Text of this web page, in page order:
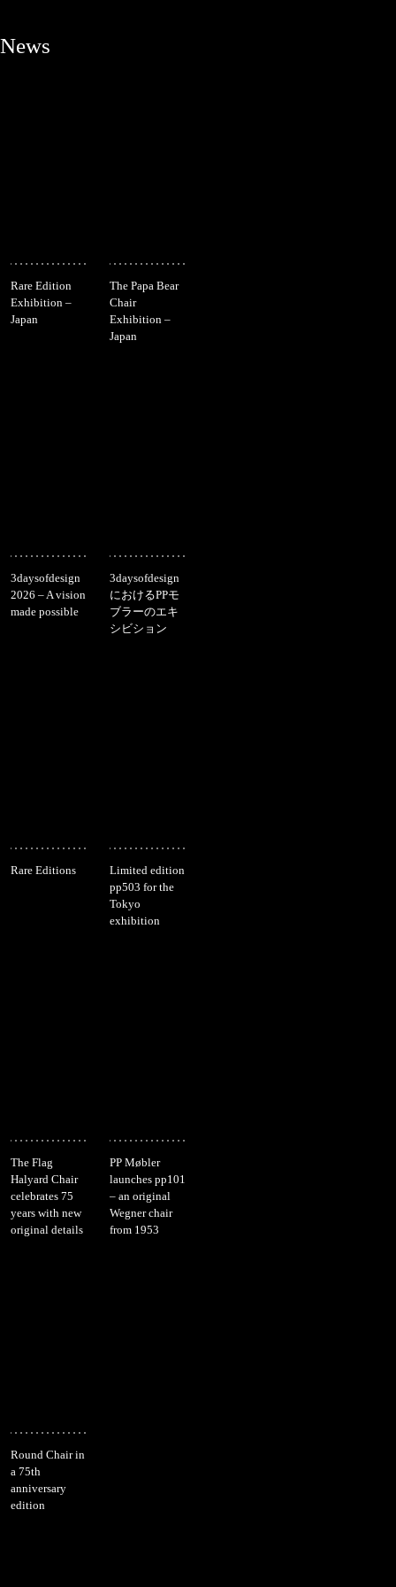
News
Rare Edition
Exhibition –
Japan
The Papa Bear
Chair
Exhibition –
Japan
3daysofdesign
2026 – A vision
made possible
3daysofdesign
におけるPPモ
ブラーのエキ
シビション
Rare Editions
Limited edition
pp503 for the
Tokyo
exhibition
The Flag
Halyard Chair
celebrates 75
years with new
original details
PP Møbler
launches pp101
– an original
Wegner chair
from 1953
Round Chair in
a 75th
anniversary
edition